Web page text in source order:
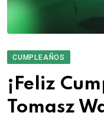
CUMPLEAÑOS
¡Feliz
Tomasz